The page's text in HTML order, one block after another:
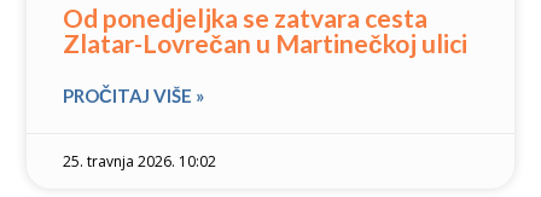
Od ponedjeljka se zatvara cesta
Zlatar-Lovrečan u Martinečkoj ulici
PROČITAJ VIŠE »
25. travnja 2026. 10:02